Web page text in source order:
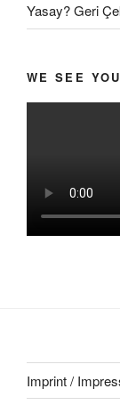
Yasay? Geri
WE SEE
Imprint /